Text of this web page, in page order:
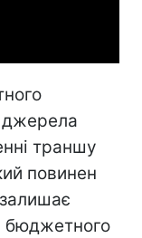
джерела
траншу
повинен
бюджетного